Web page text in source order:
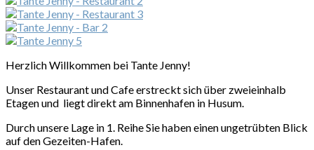
Herzlich Willkommen bei Tante Jenny!
Unser Restaurant und Cafe erstreckt sich über zweieinhalb
Etagen und liegt direkt am Binnenhafen in Husum.
Durch unsere Lage in 1. Reihe Sie haben einen ungetrübten Blick
auf den Gezeiten-Hafen.